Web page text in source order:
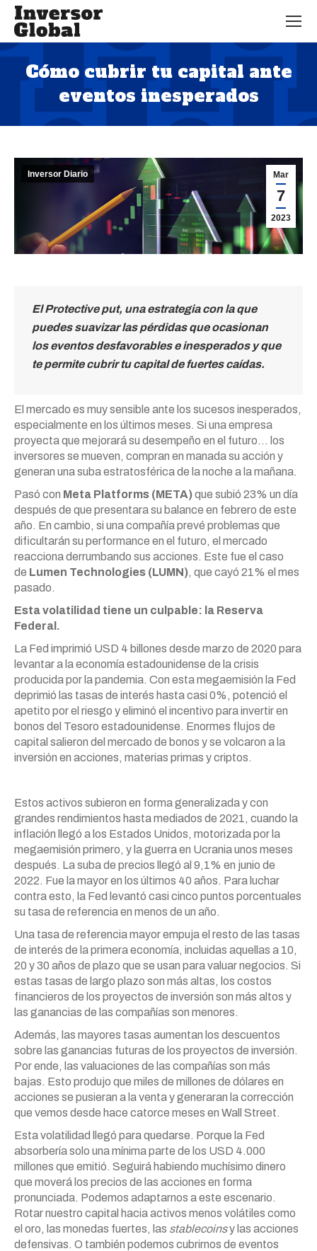
Cómo cubrir tu capital ante
eventos inesperados
Estás aquí:
Mar
7
2023
Inversor Diario
El Protective put, una estrategia con la que
puedes suavizar las pérdidas que ocasionan
los eventos desfavorables e inesperados y que
te permite cubrir tu capital de fuertes caídas.
El mercado es muy sensible ante los sucesos inesperados,
especialmente en los últimos meses. Si una empresa
proyecta que mejorará su desempeño en el futuro… los
inversores se mueven, compran en manada su acción y
generan una suba estratosférica de la noche a la mañana.
Pasó con Meta Platforms (META)que subió 23% un día
después de que presentara su balance en febrero de este
año. En cambio, si una compañía prevé problemas que
dificultarán su performance en el futuro, el mercado
reacciona derrumbando sus acciones. Este fue el caso
de Lumen Technologies (LUMN), que cayó 21% el mes
pasado.
Esta volatilidad tiene un culpable: la Reserva
Federal.
La Fed imprimió USD 4 billones desde marzo de 2020 para
levantar a la economía estadounidense de la crisis
producida por la pandemia. Con esta megaemisión la Fed
deprimió las tasas de interés hasta casi 0%, potenció el
apetito por el riesgo y eliminó el incentivo para invertir en
bonos del Tesoro estadounidense. Enormes flujos de
capital salieron del mercado de bonos y se volcaron a la
inversión en acciones, materias primas y criptos.
Estos activos subieron en forma generalizada y con
grandes rendimientos hasta mediados de 2021, cuando la
inflación llegó a los Estados Unidos, motorizada por la
megaemisión primero, y la guerra en Ucrania unos meses
después. La suba de precios llegó al 9,1% en junio de
2022. Fue la mayor en los últimos 40 años. Para luchar
contra esto, la Fed levantó casi cinco puntos porcentuales
su tasa de referencia en menos de un año.
Una tasa de referencia mayor empuja el resto de las tasas
de interés de la primera economía, incluidas aquellas a 10,
20 y 30 años de plazo que se usan para valuar negocios. Si
estas tasas de largo plazo son más altas, los costos
financieros de los proyectos de inversión son más altos y
las ganancias de las compañías son menores.
Además, las mayores tasas aumentan los descuentos
sobre las ganancias futuras de los proyectos de inversión.
Por ende, las valuaciones de las compañías son más
bajas. Esto produjo que miles de millones de dólares en
acciones se pusieran a la venta y generaran la corrección
que vemos desde hace catorce meses en Wall Street.
Esta volatilidad llegó para quedarse. Porque la Fed
absorbería solo una mínima parte de los USD 4.000
millones que emitió. Seguirá habiendo muchísimo dinero
que moverá los precios de las acciones en forma
pronunciada. Podemos adaptarnos a este escenario.
Rotar nuestro capital hacia activos menos volátiles como
el oro, las monedas fuertes, las stablecoinsy las acciones
defensivas. O también podemos cubrirnos de eventos